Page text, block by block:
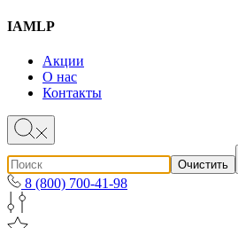
IAMLP
Акции
О нас
Контакты
Очистить
8 (800) 700-41-98